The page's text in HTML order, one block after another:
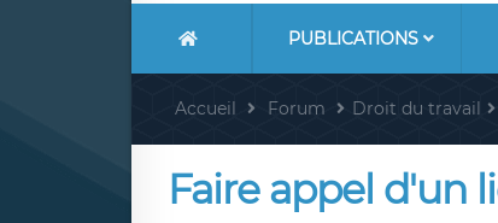
PUBLICATIONS
Accueil Forum Droit du travail
Faire appel d'un